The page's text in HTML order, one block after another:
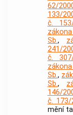
62/
133/
č.
Sb.,
241/
č.
Sb.,
Sb.,
146/
č. 173/
mění